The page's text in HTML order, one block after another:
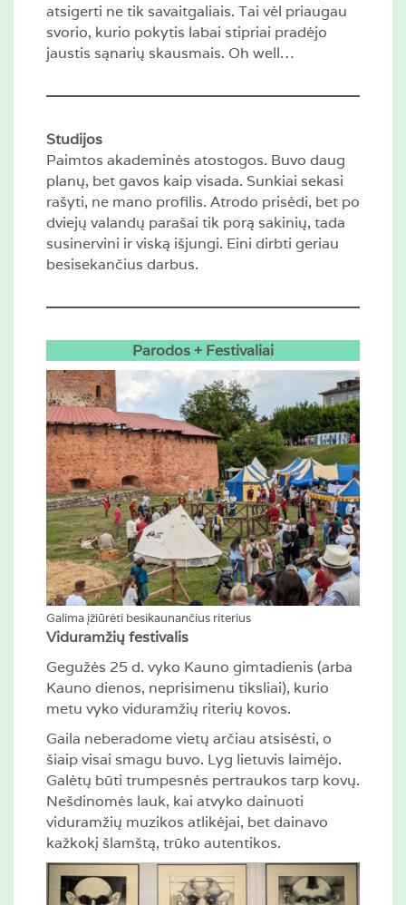
atsigerti ne tik savaitgaliais. Tai vėl priaugau
svorio, kurio pokytis labai stipriai pradėjo
jaustis sąnarių skausmais. Oh well…
Studijos
Paimtos akademinės atostogos. Buvo daug
planų, bet gavos kaip visada. Sunkiai sekasi
rašyti, ne mano profilis. Atrodo prisėdi, bet po
dviejų valandų parašai tik porą sakinių, tada
susinervini ir viską išjungi. Eini dirbti geriau
besisekančius darbus.
Parodos + Festivaliai
Galima įžiūrėti besikaunančius riterius
Viduramžių festivalis
Gegužės 25 d. vyko Kauno gimtadienis (arba
Kauno dienos, neprisimenu tiksliai), kurio
metu vyko viduramžių riterių kovos.
Gaila neberadome vietų arčiau atsisėsti, o
šiaip visai smagu buvo. Lyg lietuvis laimėjo.
Galėtų būti trumpesnės pertraukos tarp kovų.
Nešdinomės lauk, kai atvyko dainuoti
viduramžių muzikos atlikėjai, bet dainavo
kažkokį šlamštą, trūko autentikos.